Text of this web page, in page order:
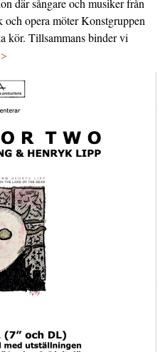
där sångare och musiker från
opera möter Konstgruppen
kör. Tillsammans binder vi
>